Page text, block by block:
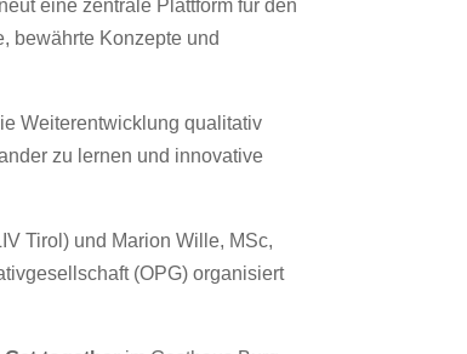
eine zentrale Plattform für den
bewährte Konzepte und
Weiterentwicklung qualitativ
zu lernen und innovative
Tirol) und Marion Wille, MSc,
(OPG) organisiert